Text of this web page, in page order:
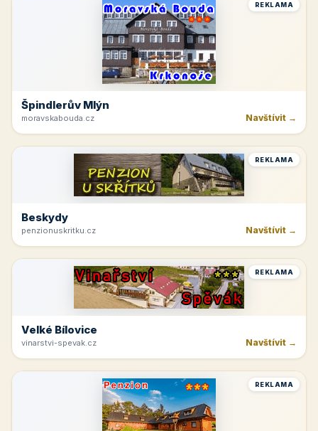
REKLAMA
Špindlerův Mlýn
moravskabouda.cz Navštívit →
REKLAMA
Beskydy
penzionuskritku.cz Navštívit →
REKLAMA
Velké Bílovice
vinarstvi-spevak.cz Navštívit →
REKLAMA